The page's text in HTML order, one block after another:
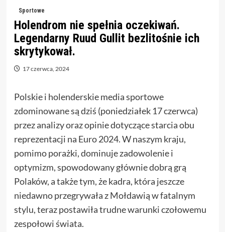
Sportowe
Holendrom nie spełnia oczekiwań.
Legendarny Ruud Gullit bezlitośnie ich
skrytykował.
17 czerwca, 2024
Polskie i holenderskie media sportowe
zdominowane są dziś (poniedziałek 17 czerwca)
przez analizy oraz opinie dotyczące starcia obu
reprezentacji na Euro 2024. W naszym kraju,
pomimo porażki, dominuje zadowolenie i
optymizm, spowodowany głównie dobrą grą
Polaków, a także tym, że kadra, która jeszcze
niedawno przegrywała z Mołdawią w fatalnym
stylu, teraz postawiła trudne warunki czołowemu
zespołowi świata.